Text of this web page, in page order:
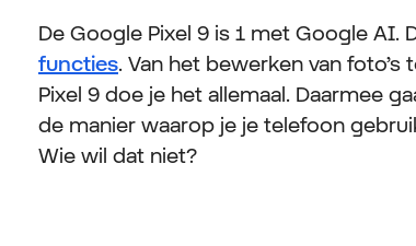
De Google Pixel 9 is 1 met Google
functies. Van het bewerken van
Pixel 9 doe je het allemaal. Daarmee
de manier waarop je je telefoon
Wie wil dat niet?